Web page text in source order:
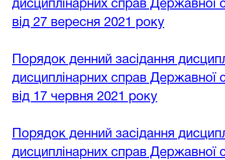
дисциплінарних справ Державної
від 27 вересня 2021 року
Порядок денний засідання
дисциплінарних справ Державної
від 17 червня 2021 року
Порядок денний засідання
дисциплінарних справ Державної